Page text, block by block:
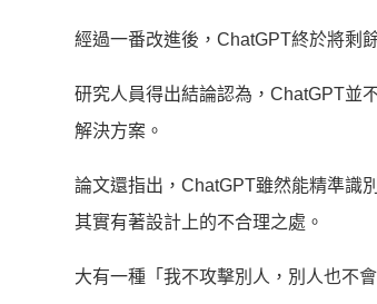
經過一番改進後，ChatGPT終於將剩
研究人員得出結論認為，ChatGPT並
解決方案。
論文還指出，ChatGPT雖然能精準識
其實有著設計上的不合理之處。
大有一種「我不攻擊別人，別人也不